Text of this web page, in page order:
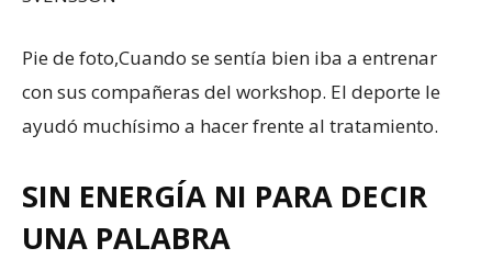
Pie de foto,Cuando se sentía bien iba a entrenar
con sus compañeras del workshop. El deporte le
ayudó muchísimo a hacer frente al tratamiento.
SIN ENERGÍA NI PARA DECIR
UNA PALABRA